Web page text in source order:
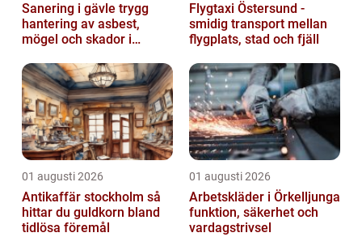
Sanering i gävle trygg
hantering av asbest,
mögel och skador i
Flygtaxi Östersund -
smidig transport mellan
flygplats, stad och fjäll
01 augusti 2026
Antikaffär stockholm så
hittar du guldkorn bland
tidlösa föremål
01 augusti 2026
Arbetskläder i Örkelljunga
funktion, säkerhet och
vardagstrivsel